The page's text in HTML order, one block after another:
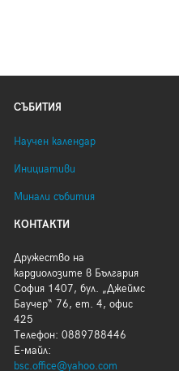
СЪБИТИЯ
Научен календар
Инициативи
Минали събития
КОНТАКТИ
Дружество на
кардиолозите в България
София 1407, бул. „Джеймс
Баучер“ 76, ет. 4, офис
425
Телефон: 0889788446
Е-майл:
bsc.office@yahoo.com